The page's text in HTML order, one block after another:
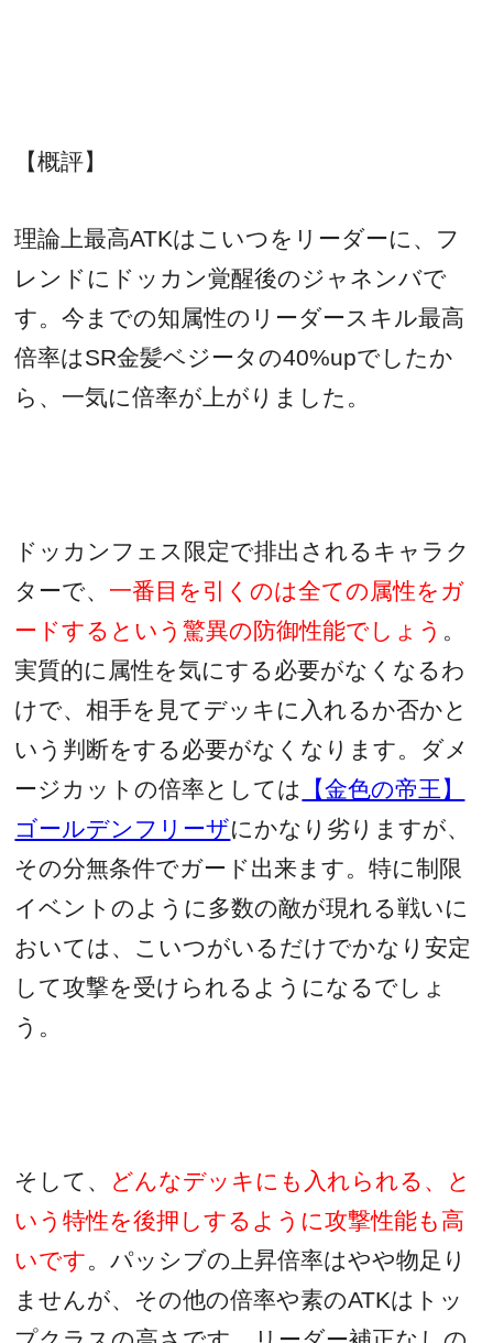
【概評】
理論上最高ATKはこいつをリーダーに、フ
レンドにドッカン覚醒後のジャネンバで
す。今までの知属性のリーダースキル最高
倍率はSR金髪ベジータの40%upでしたか
ら、一気に倍率が上がりました。
ドッカンフェス限定で排出されるキャラク
ターで、 一番目を引くのは全ての属性をガ
ードするという驚異の防御性能でしょう 。
実質的に属性を気にする必要がなくなるわ
けで、相手を見てデッキに入れるか否かと
いう判断をする必要がなくなります。ダメ
ージカットの倍率としては
【金色の帝王】
ゴールデンフリーザにかなり劣りますが、
その分無条件でガード出来ます。特に制限
イベントのように多数の敵が現れる戦いに
おいては、こいつがいるだけでかなり安定
して攻撃を受けられるようになるでしょ
う。
そして、
どんなデッキにも入れられる、と
いう特性を後押しするように攻撃性能も高
いです。パッシブの上昇倍率はやや物足り
ませんが、その他の倍率や素のATKはトッ